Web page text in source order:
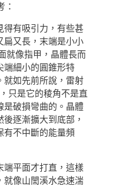
：
得有吸引力，有些甚
扁又長，末端是小小
就像指甲，晶體長而
端細小的圓錐形特
就如先前所說，雷射
只是它的稜角不是直
是破損彎曲的。晶體
逐漸擴大到底部，
有不中斷的能量頻
端平面才打直，這樣
就像山誾溪水急速湍